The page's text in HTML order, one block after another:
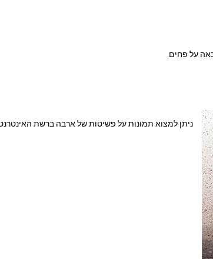
על פחים.
ניתן למצוא תמונות על פשיטות של ארבה ברשת